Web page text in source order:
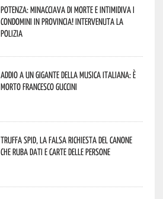
Potenza: minacciava di morte e intimidiva i
condomini in provincia! Intervenuta la
Polizia
Addio a un gigante della musica italiana: è
morto Francesco Guccini
Truffa Spid, la falsa richiesta del canone
che ruba dati e carte delle persone